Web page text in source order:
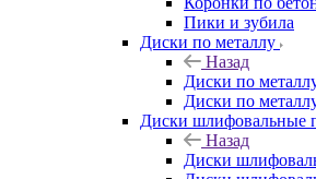
Пики и зубила
Диски по металлу
Назад
Диски по
Диски по
Диски шлифовальные
Назад
Диски